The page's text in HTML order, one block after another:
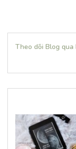
Theo dõi Blog qua